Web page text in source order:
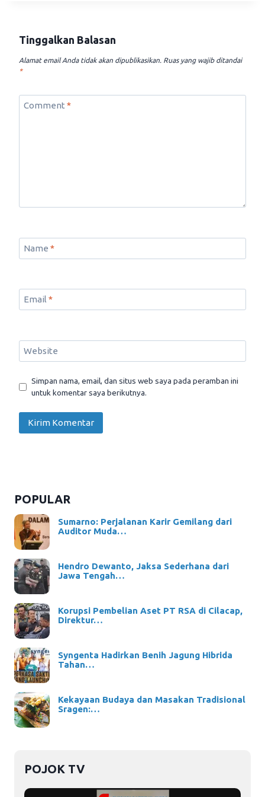
Tinggalkan Balasan
Alamat email Anda tidak akan dipublikasikan. Ruas yang wajib ditandai
*
Comment*
Name *
Email*
Website
Simpan nama, email, dan situs web saya pada peramban ini
untuk komentar saya berikutnya.
POPULAR
Sumarno: Perjalanan Karir Gemilang dari
Auditor Muda…
Hendro Dewanto, Jaksa Sederhana dari
Jawa Tengah…
Korupsi Pembelian Aset PT RSA di Cilacap,
Direktur…
Syngenta Hadirkan Benih Jagung Hibrida
Tahan…
Kekayaan Budaya dan Masakan Tradisional
Sragen:…
POJOK TV